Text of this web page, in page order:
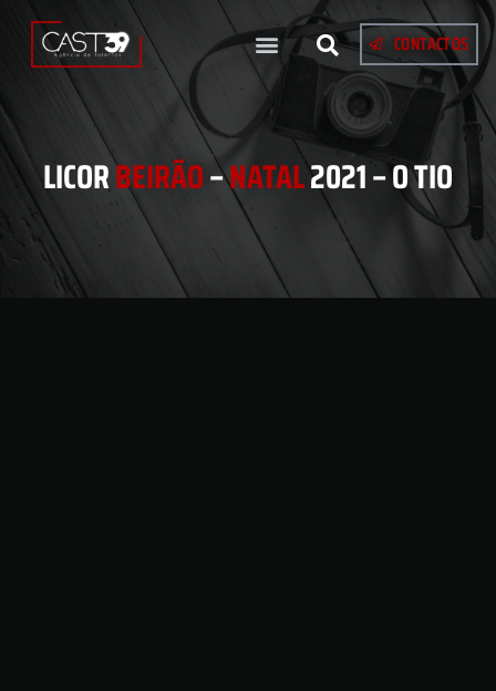
CONTACTOS
LICORBEIRÃO–NATAL2021 – O TIO